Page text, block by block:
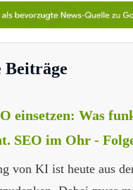
Beiträge
einsetzen: Was
SEO im Ohr -
von KI ist heute aus